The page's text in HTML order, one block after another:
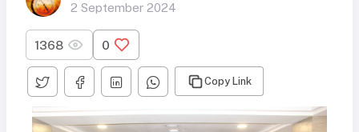
2 September 2024
1368 0
Copy Link